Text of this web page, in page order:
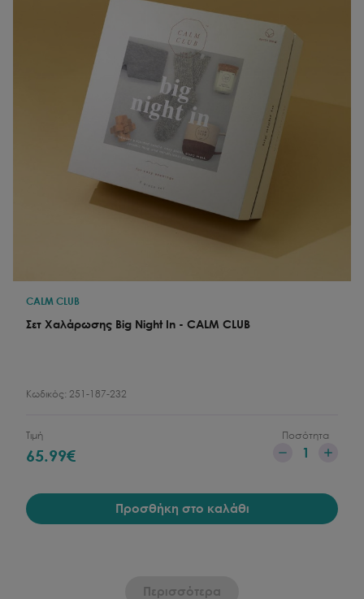
CALM CLUB
Σετ Χαλάρωσης Big Night In - CALM CLUB
Κωδικός: 251-187-232
Τιμή
65.99€
Ποσότητα
1
Προσθήκη στο καλάθι
Περισσότερα